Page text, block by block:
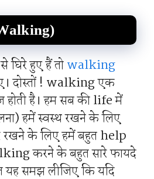
हुए हैं तोwalking
दोस्तों ! walking एक
होती है। हम सब की life में
हमें स्वस्थ रखने के लिए
रखने के लिए हमें बहुत help
करने के बहुत सारे फायदे
समझ लीजिए कि यदि